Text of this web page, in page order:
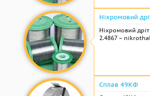
Ніхромовий
Ніхромовий
2.4867 –
Сплав 49КФ